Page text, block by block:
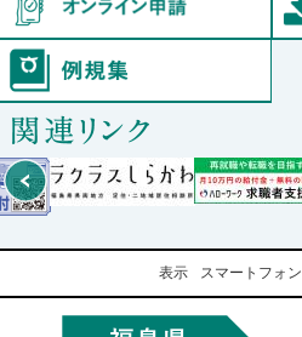
Prev
表示 スマートフォン